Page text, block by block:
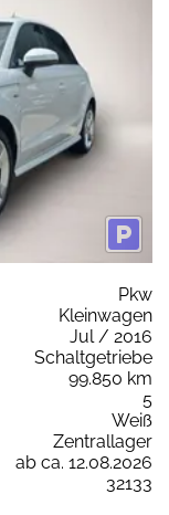
Pkw
Kleinwagen
Jul / 2016
Schaltgetriebe
99.850 km
5
Weiß
Zentrallager
ab ca. 12.08.2026
32133